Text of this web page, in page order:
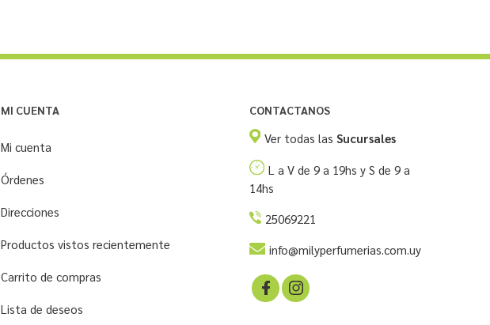
MI CUENTA
Mi cuenta
Órdenes
Direcciones
Productos vistos recientemente
Carrito de compras
Lista de deseos
CONTACTANOS
Ver todas las Sucursales
L a V de 9 a 19hs y S de 9 a
14hs
25069221
info@milyperfumerias.com.uy